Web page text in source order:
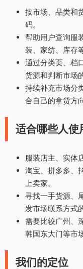
按市场、品类和
码。
帮助用户查询服
装、家纺、库存
通过分类页、档
货源和判断市场
持续补充市场分
合自己的拿货方向
适合哪些人使
服装店主、实体
淘宝、拼多多、
上卖家。
寻找一手货源、
发市场联系方式
需要比较广州、
韩国东大门等市
我们的定位